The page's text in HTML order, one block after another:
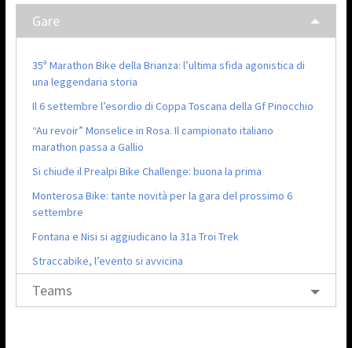
Gare
35ª Marathon Bike della Brianza: l’ultima sfida agonistica di
una leggendaria storia
Il 6 settembre l’esordio di Coppa Toscana della Gf Pinocchio
“Au revoir” Monselice in Rosa. Il campionato italiano
marathon passa a Gallio
Si chiude il Prealpi Bike Challenge: buona la prima
Monterosa Bike: tante novità per la gara del prossimo 6
settembre
Fontana e Nisi si aggiudicano la 31a Troi Trek
Straccabike, l’evento si avvicina
Teams